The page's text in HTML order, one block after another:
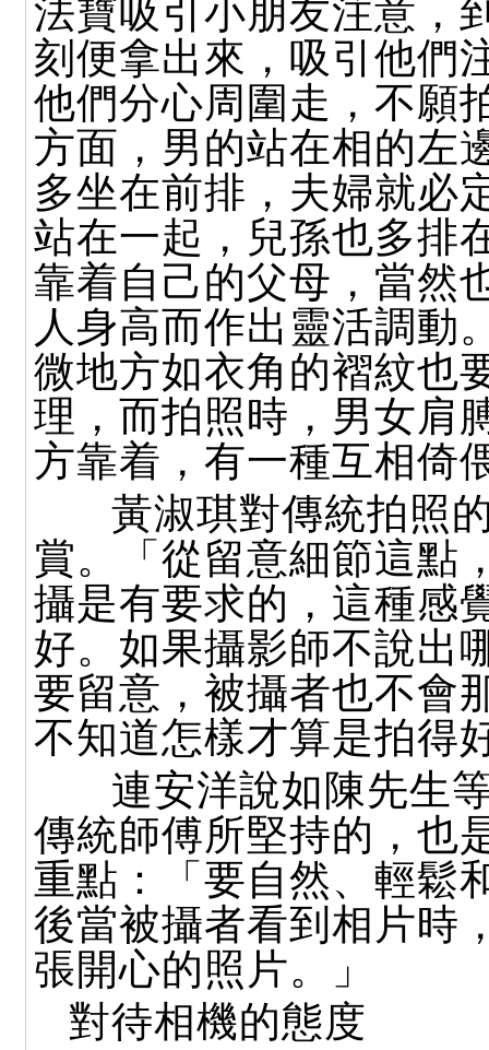
法寶吸引小朋友注意，
刻便拿出來，吸引他們
他們分心周圍走，不願
方面，男的站在相的左
多坐在前排，夫婦就必
站在一起，兒孫也多排
靠着自己的父母，當然
人身高而作出靈活調動
微地方如衣角的褶紋也
理，而拍照時，男女肩
方靠着，有一種互相倚
黃淑琪對傳統拍照
賞。「從留意細節這點
攝是有要求的，這種感
好。如果攝影師不說出
要留意，被攝者也不會
不知道怎樣才算是拍得
連安洋說如陳先生
傳統師傅所堅持的，也
重點：「要自然、輕鬆
後當被攝者看到相片時
張開心的照片。」
對待相機的態度